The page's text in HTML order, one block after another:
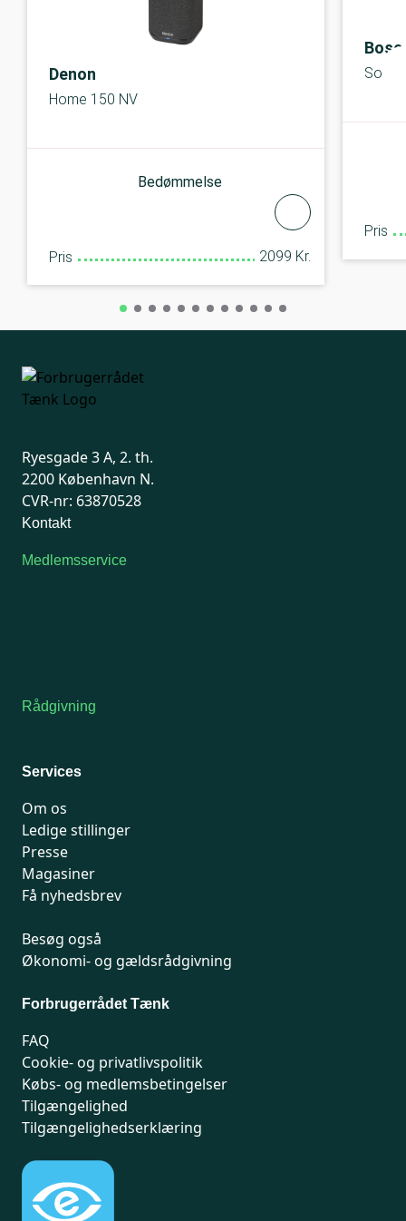
Denon
Home 150 NV
Bedømmelse
Pris 2099 Kr.
Bose
Pris
Ryesgade 3 A, 2. th.
2200 København N.
CVR-nr: 63870528
Kontakt
Medlemsservice
Rådgivning
Services
Om os
Ledige stillinger
Presse
Magasiner
Få nyhedsbrev
Besøg også
Økonomi- og gældsrådgivning
Forbrugerrådet Tænk
FAQ
Cookie- og privatlivspolitik
Købs- og medlemsbetingelser
Tilgængelighed
Tilgængelighedserklæring